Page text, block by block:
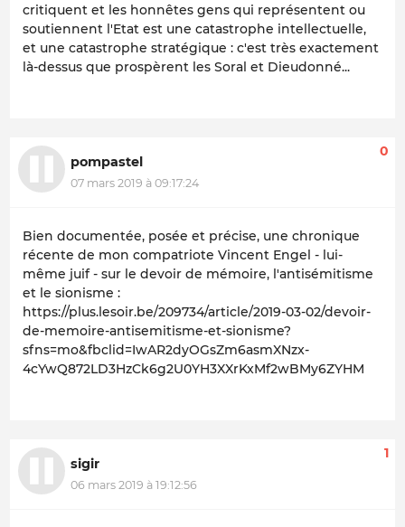
critiquent et les honnêtes gens qui représentent ou
soutiennent l'Etat est une catastrophe intellectuelle,
et une catastrophe stratégique : c'est très exactement
là-dessus que prospèrent les Soral et Dieudonné...
pompastel
07 mars 2019 à 09:17:24
0
Bien documentée, posée et précise, une chronique
récente de mon compatriote Vincent Engel - lui-
même juif - sur le devoir de mémoire, l'antisémitisme
et le sionisme :
https://plus.lesoir.be/209734/article/2019-03-02/devoir-
de-memoire-antisemitisme-et-sionisme?
sfns=mo&fbclid=IwAR2dyOGsZm6asmXNzx-
4cYwQ872LD3HzCk6g2U0YH3XXrKxMf2wBMy6ZYHM
sigir
06 mars 2019 à 19:12:56
1